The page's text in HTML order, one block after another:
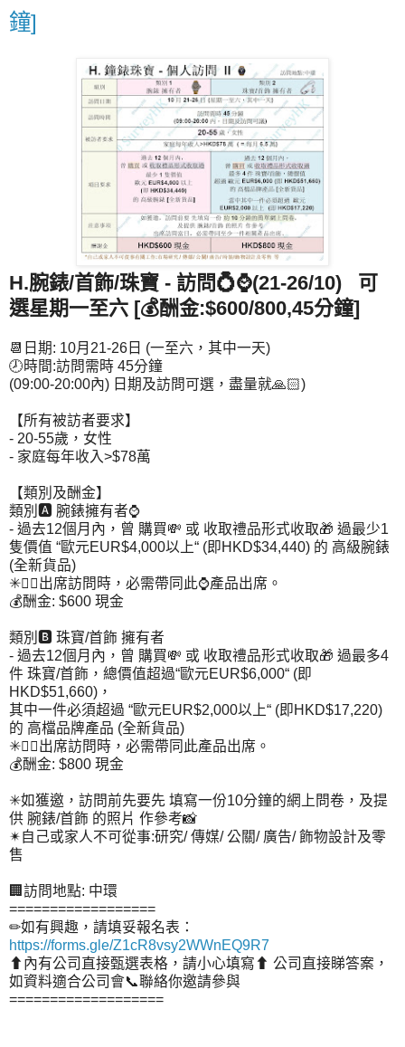
鐘]
H.腕錶/首飾/珠寶 - 訪問💍⌚(21-26/10) 可
選星期一至六 [💰酬金:$600/800,45分鐘]
📆日期: 10月21-26日 (一至六，其中一天)
🕗時間:訪問需時 45分鐘
(09:00-20:00內) 日期及訪問可選，盡量就🙏🏻)
【所有被訪者要求】
- 20-55歲，女性
- 家庭每年收入>$78萬
【類別及酬金】
類別🅰 腕錶擁有者⌚
- 過去12個月內，曾 購買💸 或 收取禮品形式收取🎁 過最少1
隻價值 “歐元EUR$4,000以上“ (即HKD$34,440) 的 高級腕錶
(全新貨品)
✳👆🏻出席訪問時，必需帶同此⌚產品出席。
💰酬金: $600 現金
類別🅱 珠寶/首飾 擁有者
- 過去12個月內，曾 購買💸 或 收取禮品形式收取🎁 過最多4
件 珠寶/首飾，總價值超過“歐元EUR$6,000“ (即
HKD$51,660)，
其中一件必須超過 “歐元EUR$2,000以上“ (即HKD$17,220)
的 高檔品牌產品 (全新貨品)
✳👆🏻出席訪問時，必需帶同此產品出席。
💰酬金: $800 現金
✳如獲邀，訪問前先要先 填寫一份10分鐘的網上問卷，及提
供 腕錶/首飾 的照片 作參考📸
✴自己或家人不可從事:研究/ 傳媒/ 公關/ 廣告/ 飾物設計及零
售
🏢訪問地點: 中環
==================
✏如有興趣，請填妥報名表：
https://forms.gle/Z1cR8vsy2WWnEQ9R7
⬆內有公司直接甄選表格，請小心填寫⬆ 公司直接睇答案，
如資料適合公司會📞聯絡你邀請參與
===================